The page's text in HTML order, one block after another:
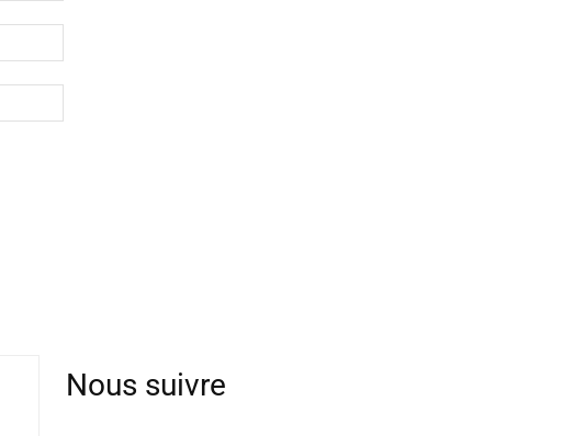
Nous suivre